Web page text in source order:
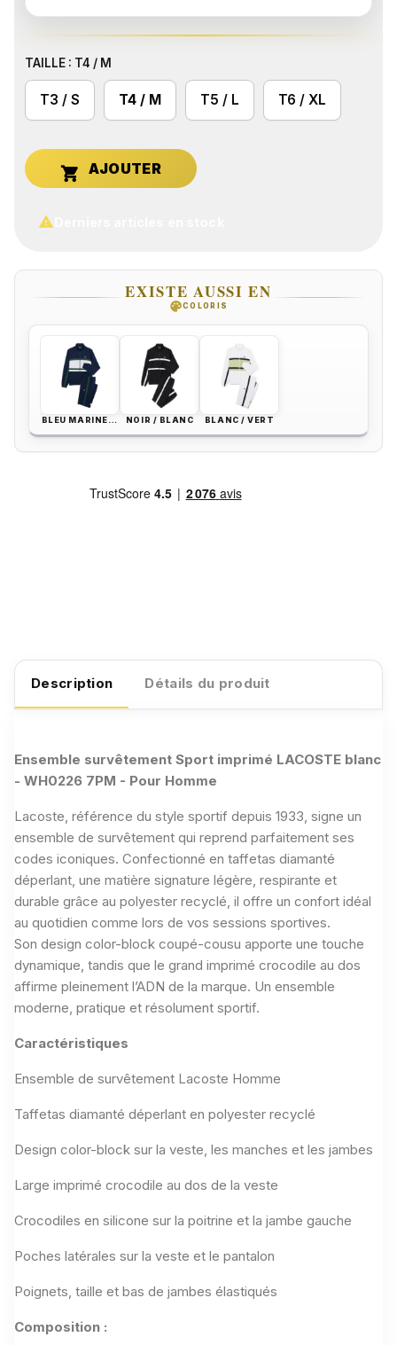
TAILLE : T4 / M
T3 / S T4 / M T5 / L T6 / XL


EXISTE AUSSI EN
paletteCOLORIS
BLEU MARINE / BLANC NOIR / BLANC BLANC / VERT
Description Détails du produit
Ensemble survêtement Sport imprimé LACOSTE blanc
- WH0226 7PM - Pour Homme
Lacoste, référence du style sportif depuis 1933, signe un
ensemble de survêtement qui reprend parfaitement ses
codes iconiques. Confectionné en taffetas diamanté
déperlant, une matière signature légère, respirante et
durable grâce au polyester recyclé, il offre un confort idéal
au quotidien comme lors de vos sessions sportives.
Son design color-block coupé-cousu apporte une touche
dynamique, tandis que le grand imprimé crocodile au dos
affirme pleinement l’ADN de la marque. Un ensemble
moderne, pratique et résolument sportif.
Caractéristiques
Ensemble de survêtement Lacoste Homme
Taffetas diamanté déperlant en polyester recyclé
Design color-block sur la veste, les manches et les jambes
Large imprimé crocodile au dos de la veste
Crocodiles en silicone sur la poitrine et la jambe gauche
Poches latérales sur la veste et le pantalon
Poignets, taille et bas de jambes élastiqués
Composition :